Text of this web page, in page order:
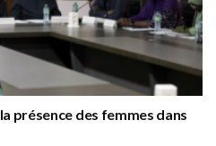
présence des femmes dans